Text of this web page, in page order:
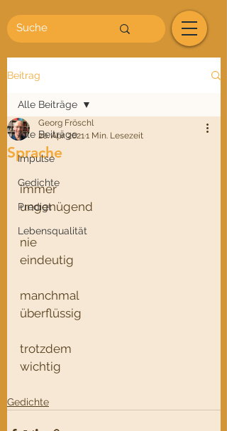
Beitrag
Alle Beiträge
Impulse
Gedichte
Predigt
Lebensqualität
Alle Beiträge
Sprache
Georg Fröschl
20. Apr. 20211 Min. Lesezeit
immer
ungenügend
nie
eindeutig
manchmal
überflüssig
trotzdem
wichtig
Gedichte